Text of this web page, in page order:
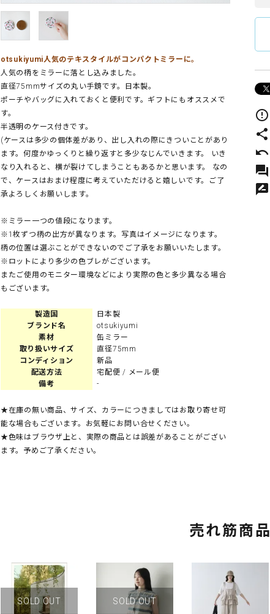
otsukiyumi人気のテキスタイルがコンパクトミラーに。
人気の柄をミラーに落とし込みました。
直径75mmサイズの丸い手鏡です。日本製。
ポーチやバッグに入れておくと便利です。ギフトにもオススメで
す。
半透明のケース付きです。
(ケースは多少の個体差があり、出し入れの際にきついことがあり
ます。何度かゆっくりと繰り返すと多少なじんでいきます。 いき
なり入れると、横が裂けてしまうこともあるかと思います。 なの
で、ケースはおまけ程度に考えていただけると嬉しいです。ご了
承よろしくお願いします。
※ミラー一つの値段になります。
※1枚ずつ柄の出方が異なります。写真はイメージになります。
柄の位置は選ぶことができないのでご了承をお願いいたします。
※ロットにより多少の色ブレがございます。
またご使用のモニター環境などにより実際の色と多少異なる場合
もございます。
製造国
日本製
ブランド名
otsukiyumi
素材
缶ミラー
取り扱いサイズ
直径75mm
コンディション
新品
配送方法
宅配便 / メール便
備考
-
★在庫の無い商品、サイズ、カラーにつきましてはお取り寄せ可
能な場合もございます。お気軽にお問い合せください。
★色味はブラウザ上と、実際の商品とは誤差があることがござい
ます。予めご了承ください。
error_outline
share
undo
forum
rate_review
売れ筋商品
SOLD OUT SOLD OUT